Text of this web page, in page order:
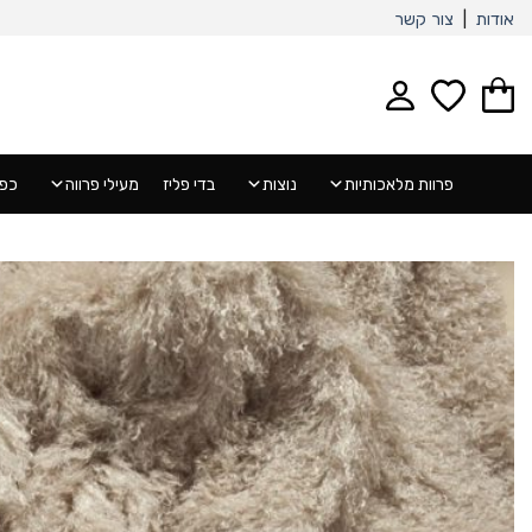
Skip
content
אודות צור קשר
פרוות מלאכותיות נוצות בדי פליז מעילי פרווה